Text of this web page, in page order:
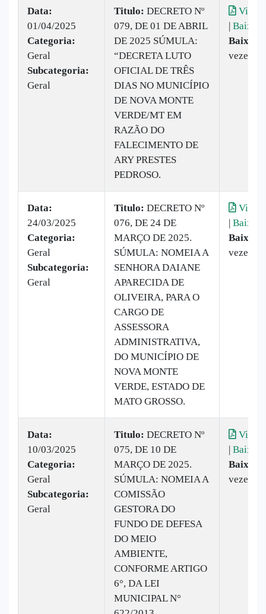
Data:
01/04/2025
Categoria:
Geral
Subcategoria:
Geral
Titulo: DECRETO Nº
079, DE 01 DE ABRIL
DE 2025 SÚMULA:
“DECRETA LUTO
OFICIAL DE TRÊS
DIAS NO MUNICÍPIO
DE NOVA MONTE
VERDE/MT EM
RAZÃO DO
FALECIMENTO DE
ARY PRESTES
PEDROSO.
| Baixar
vezes
Data:
24/03/2025
Categoria:
Geral
Subcategoria:
Geral
Titulo: DECRETO Nº
076, DE 24 DE
MARÇO DE 2025.
SÚMULA: NOMEIA A
SENHORA DAIANE
APARECIDA DE
OLIVEIRA, PARA O
CARGO DE
ASSESSORA
ADMINISTRATIVA,
DO MUNICÍPIO DE
NOVA MONTE
VERDE, ESTADO DE
MATO GROSSO.
| Baixar
vezes
Data:
10/03/2025
Categoria:
Geral
Subcategoria:
Geral
Titulo: DECRETO Nº
075, DE 10 DE
MARÇO DE 2025.
SÚMULA: NOMEIA A
COMISSÃO
GESTORA DO
FUNDO DE DEFESA
DO MEIO
AMBIENTE,
CONFORME ARTIGO
6°, DA LEI
MUNICIPAL N°
| Baixar
vezes